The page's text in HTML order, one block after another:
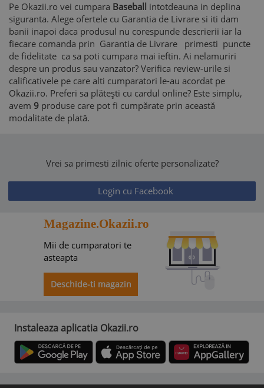
Pe Okazii.ro vei cumpara Baseball intotdeauna in deplina
siguranta. Alege ofertele cu Garantia de Livrare si iti dam
banii inapoi daca produsul nu corespunde descrierii iar la
fiecare comanda prin Garantia de Livrare primesti puncte
de fidelitate ca sa poti cumpara mai ieftin. Ai nelamuriri
despre un produs sau vanzator? Verifica review-urile si
calificativele pe care alti cumparatori le-au acordat pe
Okazii.ro. Preferi sa plătești cu cardul online? Este simplu,
avem 9 produse care pot fi cumpărate prin această
modalitate de plată.
Vrei sa primesti zilnic oferte personalizate?
Login cu Facebook
Magazine.Okazii.ro
Mii de cumparatori te
asteapta
Deschide-ti magazin
Instaleaza aplicatia Okazii.ro